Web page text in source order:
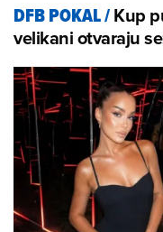
DFB POKAL/Kup
velikani otvaraju